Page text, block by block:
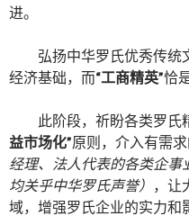
进。
弘扬中华罗氏优秀传统
经济基础，而“工商精英”恰
此阶段，祈盼各类罗氏
益市场化”原则，介入有需
经理、法人代表的各类企
均关乎中华罗氏声誉） ，让
域，增强罗氏企业的实力和